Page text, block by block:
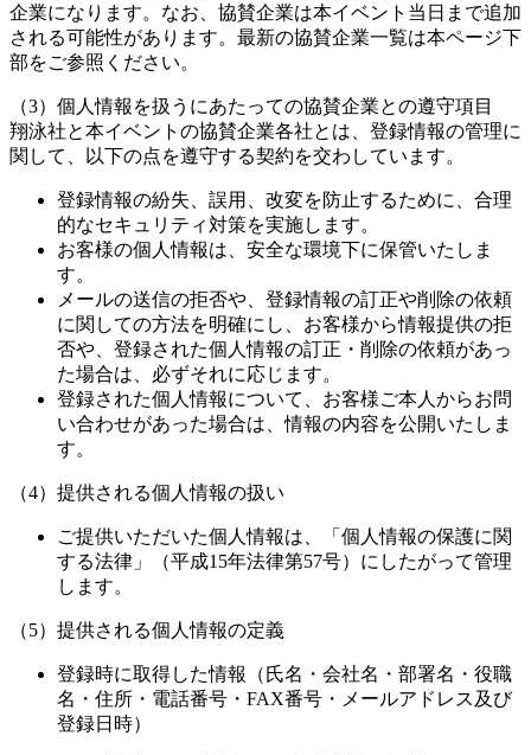
企業になります。なお、協賛企業は本イベント当日まで追加
される可能性があります。最新の協賛企業一覧は本ページ下
部をご参照ください。
（3）個人情報を扱うにあたっての協賛企業との遵守項目
翔泳社と本イベントの協賛企業各社とは、登録情報の管理に
関して、以下の点を遵守する契約を交わしています。
登録情報の紛失、誤用、改変を防止するために、合理
的なセキュリティ対策を実施します。
お客様の個人情報は、安全な環境下に保管いたしま
す。
メールの送信の拒否や、登録情報の訂正や削除の依頼
に関しての方法を明確にし、お客様から情報提供の拒
否や、登録された個人情報の訂正・削除の依頼があっ
た場合は、必ずそれに応じます。
登録された個人情報について、お客様ご本人からお問
い合わせがあった場合は、情報の内容を公開いたしま
す。
（4）提供される個人情報の扱い
ご提供いただいた個人情報は、「個人情報の保護に関
する法律」（平成15年法律第57号）にしたがって管理
します。
（5）提供される個人情報の定義
登録時に取得した情報（氏名・会社名・部署名・役職
名・住所・電話番号・FAX番号・メールアドレス及び
登録日時）